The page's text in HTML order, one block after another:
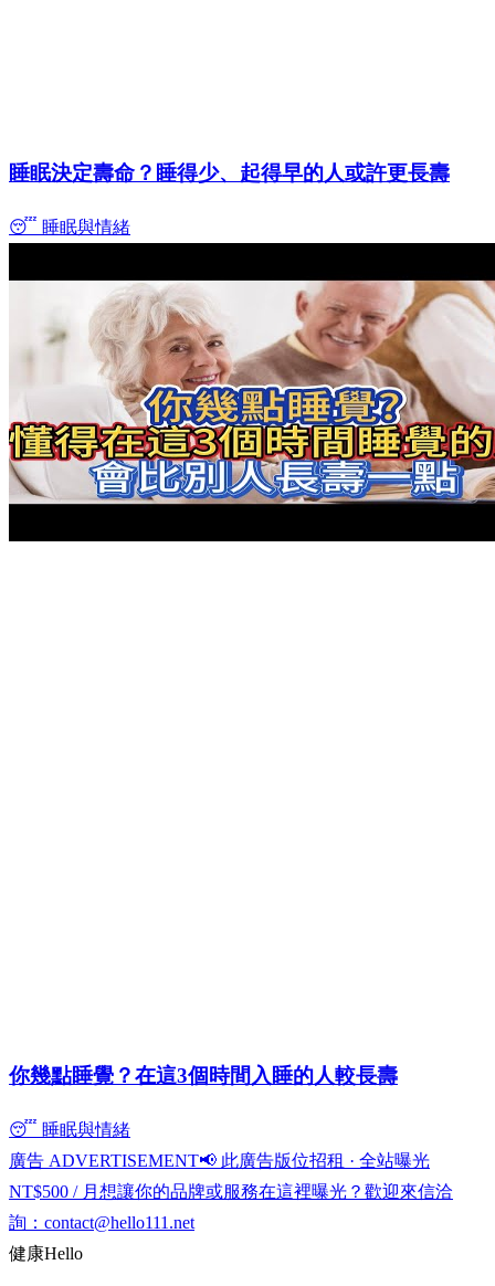
睡眠決定壽命？睡得少、起得早的人或許更長壽
😴 睡眠與情緒
你幾點睡覺？在這3個時間入睡的人較長壽
😴 睡眠與情緒
廣告 ADVERTISEMENT📢 此廣告版位招租 · 全站曝光
NT$500 / 月 想讓你的品牌或服務在這裡曝光？歡迎來信洽
詢： contact@hello111.net
健康Hello